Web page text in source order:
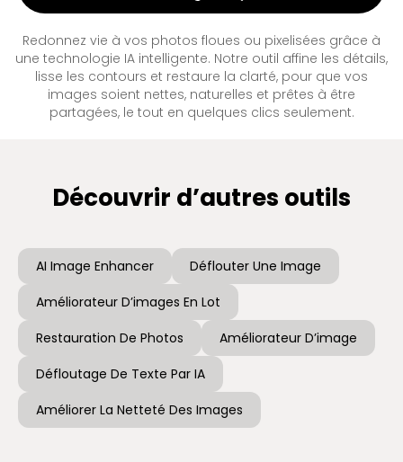
Redonnez vie à vos photos floues ou pixelisées grâce à
une technologie IA intelligente. Notre outil affine les détails,
lisse les contours et restaure la clarté, pour que vos
images soient nettes, naturelles et prêtes à être
partagées, le tout en quelques clics seulement.
Découvrir d’autres outils
AI Image Enhancer
Déflouter Une Image
Améliorateur D’images En Lot
Restauration De Photos
Améliorateur D’image
Défloutage De Texte Par IA
Améliorer La Netteté Des Images